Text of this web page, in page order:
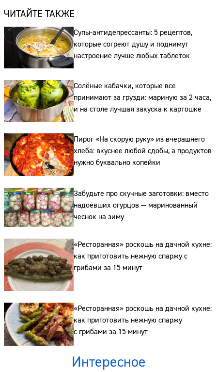
ЧИТАЙТЕ ТАКЖЕ
Супы-антидепрессанты: 5 рецептов,
которые согреют душу и поднимут
настроение лучше любых таблеток
Солёные кабачки, которые все
принимают за грузди: мариную за 2 часа,
и на столе лучшая закуска к картошке
Пирог «На скорую руку» из вчерашнего
хлеба: вкуснее любой сдобы, а продуктов
нужно буквально копейки
Забудьте про скучные заготовки: вместо
надоевших огурцов — маринованный
чеснок на зиму
«Ресторанная» роскошь на дачной кухне:
как приготовить нежную спаржу с
грибами за 15 минут
«Ресторанная» роскошь на дачной кухне:
как приготовить нежную спаржу
с грибами за 15 минут
Интересное
Адрес:
Телефон: